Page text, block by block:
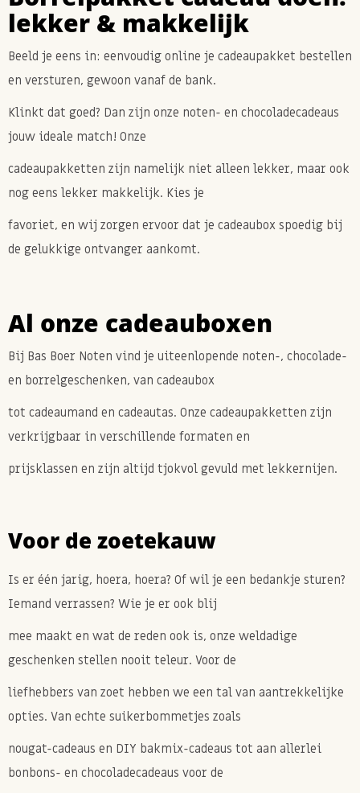
lekker & makkelijk
Beeld je eens in: eenvoudig online je cadeaupakket bestellen
en versturen, gewoon vanaf de bank.
Klinkt dat goed? Dan zijn onze noten- en chocoladecadeaus
jouw ideale match! Onze
cadeaupakketten zijn namelijk niet alleen lekker, maar ook
nog eens lekker makkelijk. Kies je
favoriet, en wij zorgen ervoor dat je cadeaubox spoedig bij
de gelukkige ontvanger aankomt.
Al onze cadeauboxen
Bij Bas Boer Noten vind je uiteenlopende noten-, chocolade-
en borrelgeschenken, van cadeaubox
tot cadeaumand en cadeautas. Onze cadeaupakketten zijn
verkrijgbaar in verschillende formaten en
prijsklassen en zijn altijd tjokvol gevuld met lekkernijen.
Voor de zoetekauw
Is er één jarig, hoera, hoera? Of wil je een bedankje sturen?
Iemand verrassen? Wie je er ook blij
mee maakt en wat de reden ook is, onze weldadige
geschenken stellen nooit teleur. Voor de
liefhebbers van zoet hebben we een tal van aantrekkelijke
opties. Van echte suikerbommetjes zoals
nougat-cadeaus en DIY bakmix-cadeaus tot aan allerlei
bonbons- en chocoladecadeaus voor de